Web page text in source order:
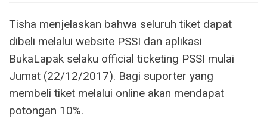
Tisha menjelaskan bahwa seluruh tiket dapat
dibeli melalui website PSSI dan aplikasi
BukaLapak selaku official ticketing PSSI mulai
Jumat (22/12/2017). Bagi suporter yang
membeli tiket melalui online akan mendapat
potongan 10%.